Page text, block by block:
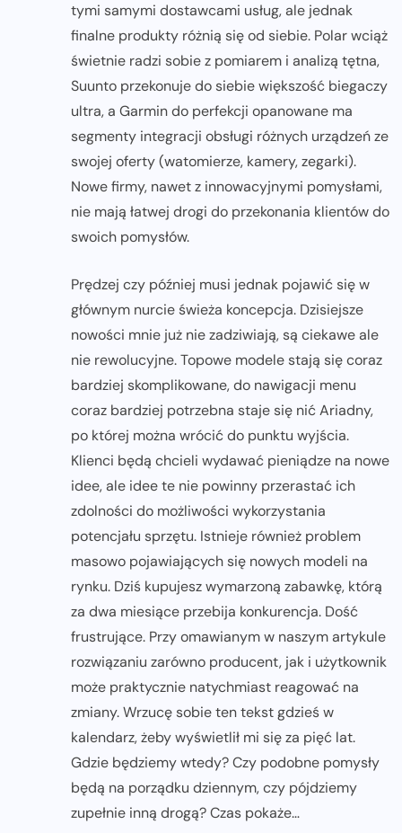
tymi samymi dostawcami usług, ale jednak
finalne produkty różnią się od siebie. Polar wciąż
świetnie radzi sobie z pomiarem i analizą tętna,
Suunto przekonuje do siebie większość biegaczy
ultra, a Garmin do perfekcji opanowane ma
segmenty integracji obsługi różnych urządzeń ze
swojej oferty (watomierze, kamery, zegarki).
Nowe firmy, nawet z innowacyjnymi pomysłami,
nie mają łatwej drogi do przekonania klientów do
swoich pomysłów.
Prędzej czy później musi jednak pojawić się w
głównym nurcie świeża koncepcja. Dzisiejsze
nowości mnie już nie zadziwiają, są ciekawe ale
nie rewolucyjne. Topowe modele stają się coraz
bardziej skomplikowane, do nawigacji menu
coraz bardziej potrzebna staje się nić Ariadny,
po której można wrócić do punktu wyjścia.
Klienci będą chcieli wydawać pieniądze na nowe
idee, ale idee te nie powinny przerastać ich
zdolności do możliwości wykorzystania
potencjału sprzętu. Istnieje również problem
masowo pojawiających się nowych modeli na
rynku. Dziś kupujesz wymarzoną zabawkę, którą
za dwa miesiące przebija konkurencja. Dość
frustrujące. Przy omawianym w naszym artykule
rozwiązaniu zarówno producent, jak i użytkownik
może praktycznie natychmiast reagować na
zmiany. Wrzucę sobie ten tekst gdzieś w
kalendarz, żeby wyświetlił mi się za pięć lat.
Gdzie będziemy wtedy? Czy podobne pomysły
będą na porządku dziennym, czy pójdziemy
zupełnie inną drogą? Czas pokaże…